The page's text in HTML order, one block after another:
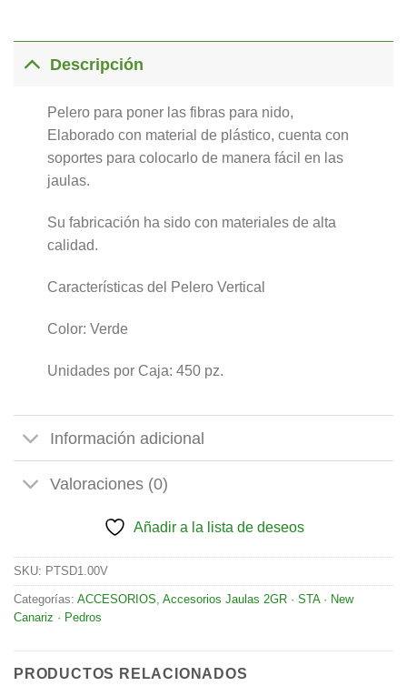
Descripción
Pelero para poner las fibras para nido,
Elaborado con material de plástico, cuenta con
soportes para colocarlo de manera fácil en las
jaulas.
Su fabricación ha sido con materiales de alta
calidad.
Características del Pelero Vertical
Color: Verde
Unidades por Caja: 450 pz.
Información adicional
Valoraciones (0)
Añadir a la lista de deseos
SKU: PTSD1.00V
Categorías: ACCESORIOS, Accesorios Jaulas 2GR · STA · New
Canariz · Pedros
PRODUCTOS RELACIONADOS